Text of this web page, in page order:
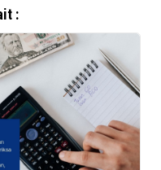
: